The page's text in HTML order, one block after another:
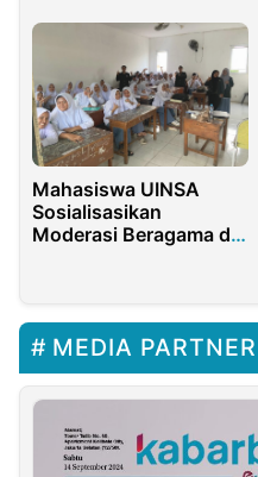
Mahasiswa UINSA
Sosialisasikan
Moderasi Beragama di
MEDIA PARTNER